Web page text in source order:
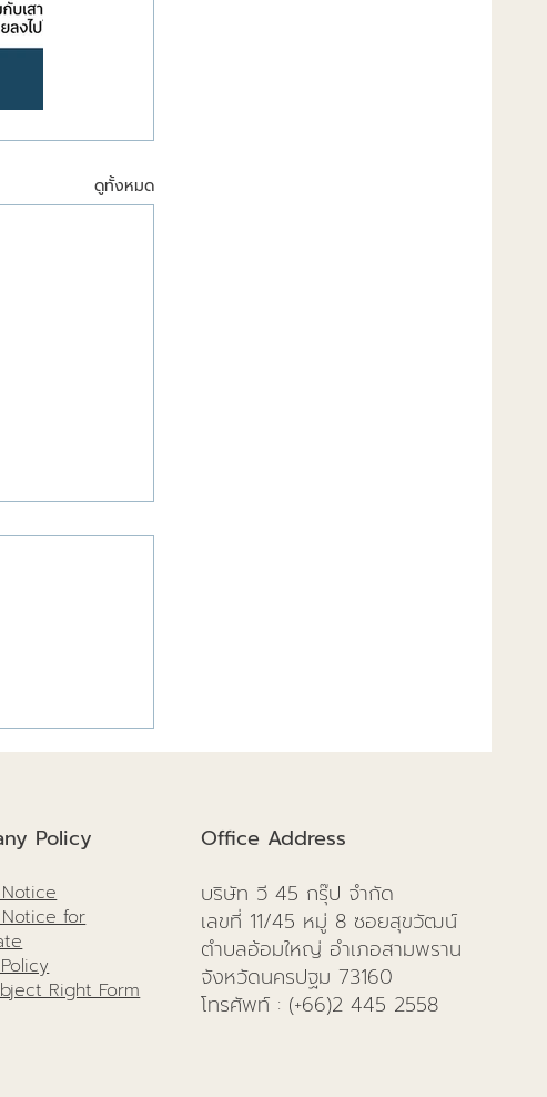
ดูทั้งหมด
สร้างสำเร็จดี
ง!!
Office Address
บริษัท วี 45 กรุ๊ป จำกัด
เลขที่ 11/45 หมู่ 8 ซอยสุขวัฒน์
ตำบลอ้อมใหญ่ อำเภอสามพราน
จังหวัดนครปฐม 73160
โทรศัพท์ : (+66)2 445 2558
Policy
for
Right Form